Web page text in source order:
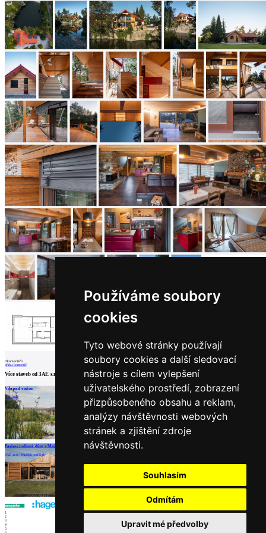
Používáme soubory
cookies
Tyto webové stránky používají
soubory cookies a další sledovací
nástroje s cílem vylepšení
uživatelského prostředí, zobrazení
přizpůsobeného obsahu a reklam,
analýzy návštěvnosti webových
stránek a zjištění zdroje
návštěvnosti.
Souhlasím
Odmítám
Upravit mé předvolby
0komentářů
přidat komentář
Více staveb od3AE s.r.o.
Vila nad vodou
3AE s.r.o.
Rodinný dům Čakov Skromný, ale moderní dům pod Brdy
Pasivní rodinný dům v Mníšku pod Brdy
3AE s.r.o. | Mníšek pod Brdy
načíst další
1
2
3
4
5
6
architektů
Katalog
dodavatelů
Vložit
inzerát
do
burzy
práce
Newsletter
Přihlaste se k odběru našeho pravidelného
týdenního newsletteru:
Fill in „nospam“
© Archiweb, s.r.o. 1997-2026
ISSN: 1801-3902